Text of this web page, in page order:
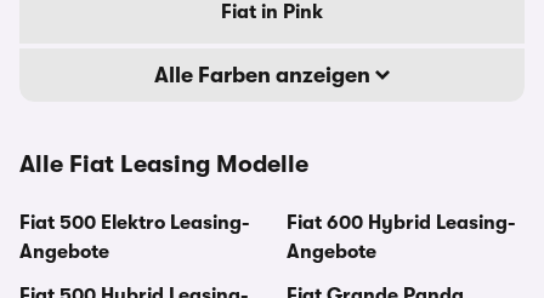
Fiat in Pink
Alle Farben anzeigen
Alle Fiat Leasing Modelle
Fiat 500 Elektro Leasing-
Angebote
Fiat 600 Hybrid Leasing-
Angebote